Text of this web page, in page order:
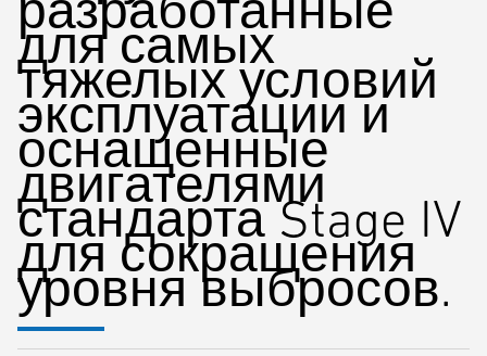
для самых
тяжелых условий
эксплуатации и
оснащенные
двигателями
стандарта Stage IV
для сокращения
уровня выбросов.